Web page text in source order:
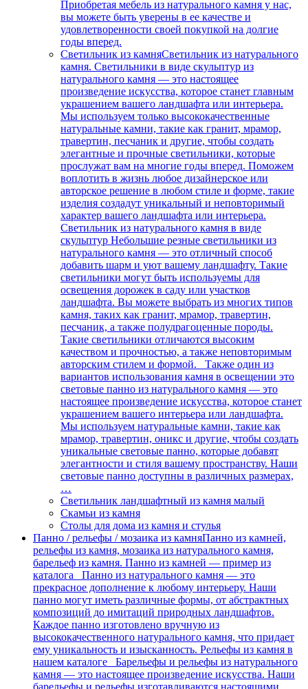
Приобретая мебель из натурального камня у нас,
вы можете быть уверены в ее качестве и
удовлетворенности своей покупкой на долгие
годы вперед.
Светильник из камняСветильник из натурального
камня. Светильники в виде скульптур из
натурального камня — это настоящее
произведение искусства, которое станет главным
украшением вашего ландшафта или интерьера.
Мы используем только высококачественные
натуральные камни, такие как гранит, мрамор,
травертин, песчаник и другие, чтобы создать
элегантные и прочные светильники, которые
прослужат вам на многие годы вперед. Поможем
воплотить в жизнь любое дизайнерское или
авторское решение в любом стиле и форме, такие
изделия создадут уникальный и неповторимый
характер вашего ландшафта или интерьера.
Светильник из натурального камня в виде
скульптур Небольшие резные светильники из
натурального камня — это отличный способ
добавить шарм и уют вашему ландшафту. Такие
светильники могут быть используемы для
освещения дорожек в саду или участков
ландшафта. Вы можете выбрать из многих типов
камня, таких как гранит, мрамор, травертин,
песчаник, а также полудрагоценные породы.
Такие светильники отличаются высоким
качеством и прочностью, а также неповторимым
авторским стилем и формой. Также один из
вариантов использования камня в освещении это
световые панно из натурального камня — это
настоящее произведение искусства, которое станет
украшением вашего интерьера или ландшафта.
Мы используем натуральные камни, такие как
мрамор, травертин, оникс и другие, чтобы создать
уникальные световые панно, которые добавят
элегантности и стиля вашему пространству. Наши
световые панно доступны в различных размерах,
…
Светильник ландшафтный из камня малый
Скамьи из камня
Столы для дома из камня и стулья
Панно / рельефы / мозаика из камняПанно из камней,
рельефы из камня, мозаика из натурального камня,
барельеф из камня. Панно из камней — пример из
каталога Панно из натурального камня — это
прекрасное дополнение к любому интерьеру. Наши
панно могут иметь различные формы, от абстрактных
композиций до имитаций природных ландшафтов.
Каждое панно изготовлено вручную из
высококачественного натурального камня, что придает
ему уникальность и изысканность. Рельефы из камня в
нашем каталоге Барельефы и рельефы из натурального
камня — это настоящее произведение искусства. Наши
барельефы и рельефы изготавливаются настоящими